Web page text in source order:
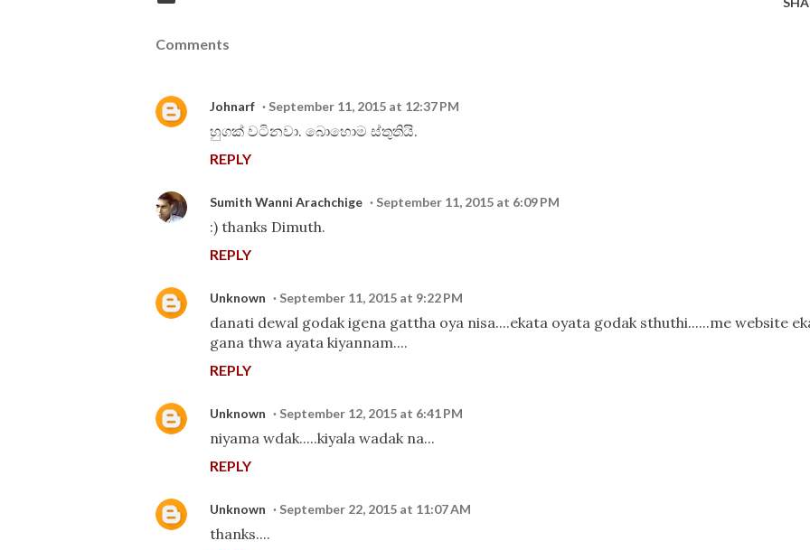
Comments
Johnarf September 11, 2015 at 12:37 PM
හුගක් වටිනවා. බොහොම ස්තුතියි.
REPLY
Sumith Wanni Arachchige September 11, 2015 at 6:09 PM
:) thanks Dimuth.
REPLY
Unknown September 11, 2015 at 9:22 PM
danati dewal godak igena gattha oya nisa....ekata oyata godak sthuthi......me website
gana thwa ayata kiyannam....
REPLY
Unknown September 12, 2015 at 6:41 PM
niyama wdak.....kiyala wadak na...
REPLY
Unknown September 22, 2015 at 11:07 AM
thanks....